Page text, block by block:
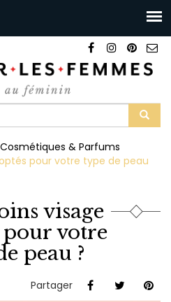
Cosmétiques & Parfums
pour votre type de peau
visage
pour votre
peau ?
Partager